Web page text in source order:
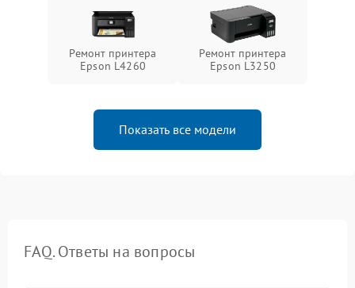
Ремонт принтера
Epson L4260
Ремонт принтера
Epson L3250
Показать все модели
FAQ. Ответы на вопросы